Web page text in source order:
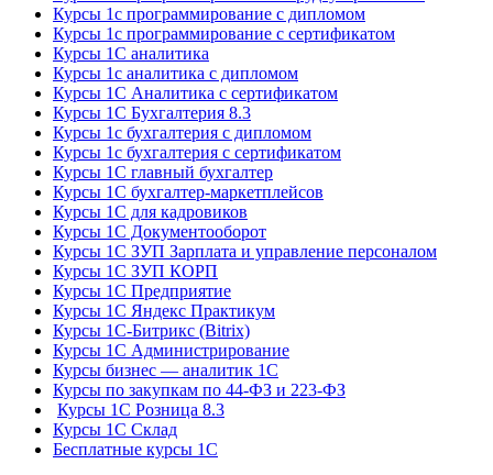
Курсы 1с программирование с дипломом
Курсы 1с программирование с сертификатом
Курсы 1С аналитика
Курсы 1с аналитика с дипломом
Курсы 1С Аналитика с сертификатом
Курсы 1С Бухгалтерия 8.3
Курсы 1с бухгалтерия с дипломом
Курсы 1с бухгалтерия с сертификатом
Курсы 1С главный бухгалтер
Курсы 1С бухгалтер-маркетплейсов
Курсы 1С для кадровиков
Курсы 1С Документооборот
Курсы 1С ЗУП Зарплата и управление персоналом
Курсы 1С ЗУП КОРП
Курсы 1С Предприятие
Курсы 1С Яндекс Практикум
Курсы 1С-Битрикс (Bitrix)
Курсы 1С Администрирование
Курсы бизнес — аналитик 1С
Курсы по закупкам по 44‑ФЗ и 223‑ФЗ
Курсы 1С Розница 8.3
Курсы 1С Склад
Бесплатные курсы 1С